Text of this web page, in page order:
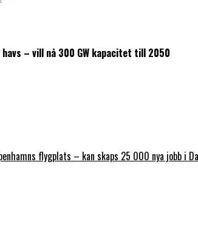
– vill nå 300 GW kapacitet till 2050
flygplats – kan skaps 25 000 nya jobb i